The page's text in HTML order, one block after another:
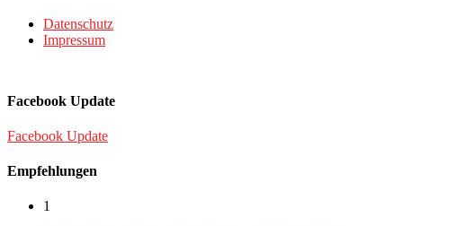
Datenschutz
Impressum
Facebook Update
Facebook Update
Empfehlungen
1